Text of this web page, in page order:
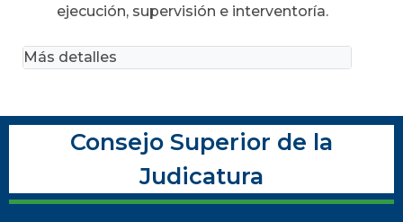
ejecución, supervisión e interventoría.
Más detalles
Consejo Superior de la
Judicatura